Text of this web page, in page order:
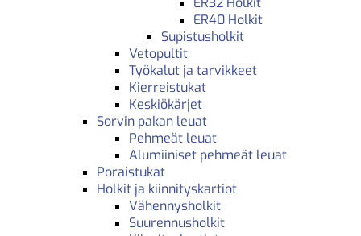
ER40 Holkit
Supistusholkit
Vetopultit
Työkalut ja tarvikkeet
Kierreistukat
Keskiökärjet
Sorvin pakan leuat
Pehmeät leuat
Alumiiniset pehmeät leuat
Poraistukat
Holkit ja kiinnityskartiot
Vähennysholkit
Suurennusholkit